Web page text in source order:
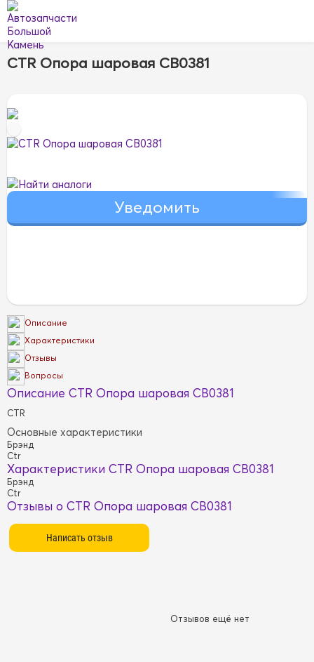
CTR Опора шаровая CB0381
Найти аналоги
Описание
Характеристики
Отзывы
Вопросы
Описание CTR Опора шаровая CB0381
CTR
Основные характеристики
Брэнд
Ctr
Характеристики CTR Опора шаровая CB0381
Брэнд
Ctr
Отзывы о CTR Опора шаровая CB0381
Отзывов ещё нет